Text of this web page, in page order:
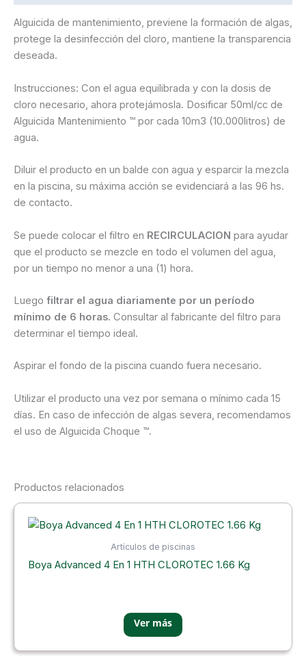
Alguicida de mantenimiento, previene la formación de algas,
protege la desinfección del cloro, mantiene la transparencia
deseada.
Instrucciones: Con el agua equilibrada y con la dosis de
cloro necesario, ahora protejámosla. Dosificar 50ml/cc de
Alguicida Mantenimiento ™ por cada 10m3 (10.000litros) de
agua.
Diluir el producto en un balde con agua y esparcir la mezcla
en la piscina, su máxima acción se evidenciará a las 96 hs.
de contacto.
Se puede colocar el filtro en RECIRCULACION para ayudar
que el producto se mezcle en todo el volumen del agua,
por un tiempo no menor a una (1) hora.
Luego filtrar el agua diariamente por un período
mínimo de 6 horas. Consultar al fabricante del filtro para
determinar el tiempo ideal.
Aspirar el fondo de la piscina cuando fuera necesario.
Utilizar el producto una vez por semana o mínimo cada 15
días. En caso de infección de algas severa, recomendamos
el uso de Alguicida Choque ™.
Productos relacionados
Artículos de piscinas
Boya Advanced 4 En 1 HTH CLOROTEC 1.66 Kg